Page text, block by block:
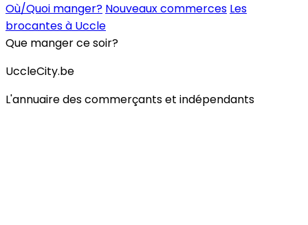
Où/Quoi manger? Nouveaux commerces Les
brocantes à Uccle
Que manger ce soir?
UccleCity.be
L'annuaire des commerçants et indépendants